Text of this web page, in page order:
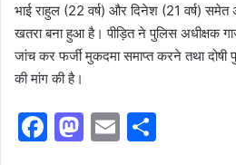
भाई राहुल (22 वर्ष) और दिनेश (21 वर्ष)
खतरा बना हुआ है। पीड़ित ने पुलिस अधीक्षक
जांच कर फर्जी मुकदमा समाप्त करने तथा दोषी
की मांग की है।
F
M E